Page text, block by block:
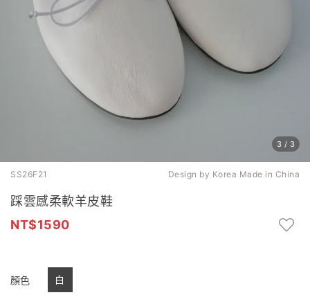
3 / 3
SS26F21 Design by Korea Made in China
踩雲感柔軟羊皮鞋
1590
顏色 白